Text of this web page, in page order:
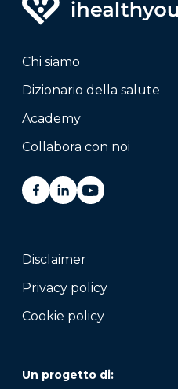
Chi siamo
Dizionario della salute
Academy
Collabora con noi
Disclaimer
Privacy policy
Cookie policy
Un progetto di: